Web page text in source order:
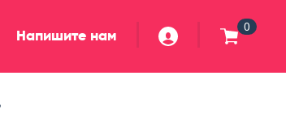
Напишите нам 0